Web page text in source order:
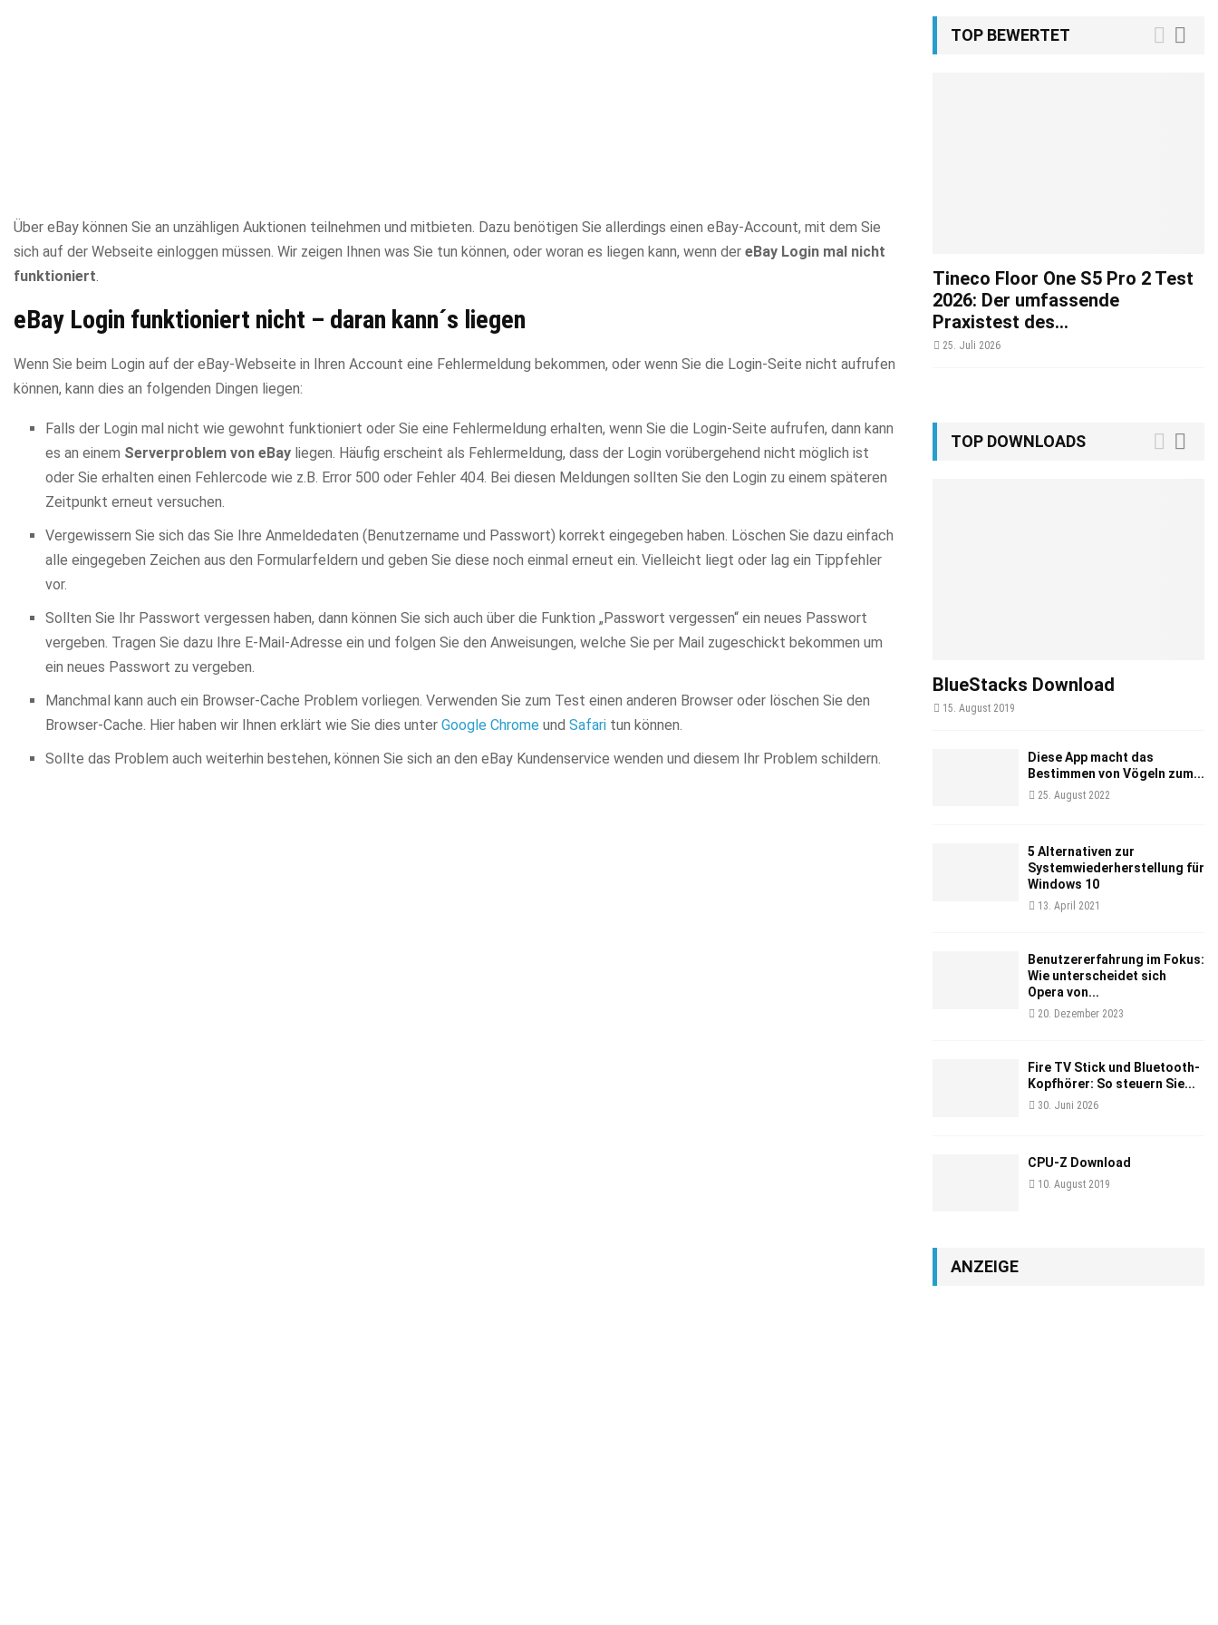
Über eBay können Sie an unzähligen Auktionen teilnehmen und mitbieten. Dazu benötigen Sie allerdings einen eBay-Account, mit dem Sie
sich auf der Webseite einloggen müssen. Wir zeigen Ihnen was Sie tun können, oder woran es liegen kann, wenn der eBay Login mal nicht
funktioniert.
eBay Login funktioniert nicht – daran kann´s liegen
Wenn Sie beim Login auf der eBay-Webseite in Ihren Account eine Fehlermeldung bekommen, oder wenn Sie die Login-Seite nicht aufrufen
können, kann dies an folgenden Dingen liegen:
Falls der Login mal nicht wie gewohnt funktioniert oder Sie eine Fehlermeldung erhalten, wenn Sie die Login-Seite aufrufen, dann kann
es an einem Serverproblem von eBay liegen. Häufig erscheint als Fehlermeldung, dass der Login vorübergehend nicht möglich ist
oder Sie erhalten einen Fehlercode wie z.B. Error 500 oder Fehler 404. Bei diesen Meldungen sollten Sie den Login zu einem späteren
Zeitpunkt erneut versuchen.
Vergewissern Sie sich das Sie Ihre Anmeldedaten (Benutzername und Passwort) korrekt eingegeben haben. Löschen Sie dazu einfach
alle eingegeben Zeichen aus den Formularfeldern und geben Sie diese noch einmal erneut ein. Vielleicht liegt oder lag ein Tippfehler
vor.
Sollten Sie Ihr Passwort vergessen haben, dann können Sie sich auch über die Funktion „Passwort vergessen“ ein neues Passwort
vergeben. Tragen Sie dazu Ihre E-Mail-Adresse ein und folgen Sie den Anweisungen, welche Sie per Mail zugeschickt bekommen um
ein neues Passwort zu vergeben.
Manchmal kann auch ein Browser-Cache Problem vorliegen. Verwenden Sie zum Test einen anderen Browser oder löschen Sie den
Browser-Cache. Hier haben wir Ihnen erklärt wie Sie dies unter Google Chrome und Safari tun können.
Sollte das Problem auch weiterhin bestehen, können Sie sich an den eBay Kundenservice wenden und diesem Ihr Problem schildern.
TOP BEWERTET
Tineco Floor One S5 Pro 2 Test
2026: Der umfassende
Praxistest des...
25. Juli 2026
TOP DOWNLOADS
BlueStacks Download
15. August 2019
Diese App macht das
Bestimmen von Vögeln zum...
25. August 2022
5 Alternativen zur
Systemwiederherstellung für
Windows 10
13. April 2021
Benutzererfahrung im Fokus:
Wie unterscheidet sich
Opera von...
20. Dezember 2023
Fire TV Stick und Bluetooth-
Kopfhörer: So steuern Sie...
30. Juni 2026
CPU-Z Download
10. August 2019
ANZEIGE